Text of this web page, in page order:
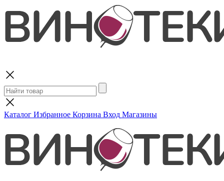
Каталог Избранное Корзина Вход Магазины